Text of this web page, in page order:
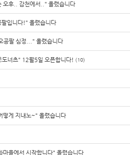
오후.. 감천에서.." 올렸습니다
입니다!" 올렸습니다
공팔 심정..." 올렸습니다
너츠" 12월5일 오픈합니다! (10)
게 지내노~" 올렸습니다
을에서 시작합니다" 올렸습니다